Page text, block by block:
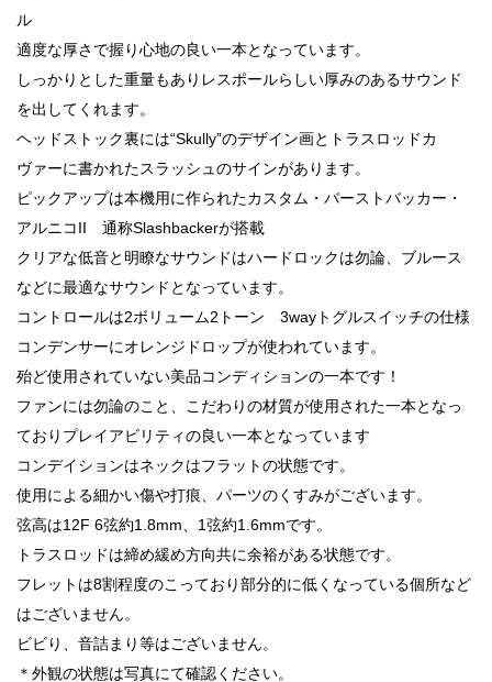
ル
適度な厚さで握り心地の良い一本となっています。
しっかりとした重量もありレスポールらしい厚みのあるサウンド
を出してくれます。
ヘッドストック裏には“Skully”のデザイン画とトラスロッドカ
ヴァーに書かれたスラッシュのサインがあります。
ピックアップは本機用に作られたカスタム・バーストバッカー・
アルニコII 通称Slashbackerが搭載
クリアな低音と明瞭なサウンドはハードロックは勿論、ブルース
などに最適なサウンドとなっています。
コントロールは2ボリューム2トーン 3wayトグルスイッチの仕様
コンデンサーにオレンジドロップが使われています。
殆ど使用されていない美品コンディションの一本です！
ファンには勿論のこと、こだわりの材質が使用された一本となっ
ておりプレイアビリティの良い一本となっています
コンデイションはネックはフラットの状態です。
使用による細かい傷や打痕、パーツのくすみがございます。
弦高は12F 6弦約1.8mm、1弦約1.6mmです。
トラスロッドは締め緩め方向共に余裕がある状態です。
フレットは8割程度のこっており部分的に低くなっている個所など
はございません。
ビビり、音詰まり等はございません。
＊外観の状態は写真にて確認ください。